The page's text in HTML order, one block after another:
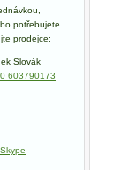
potřebujete
prodejce:
Slovák
603790173